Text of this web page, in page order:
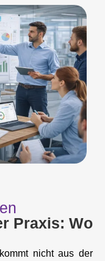
Praxis: Wo
kommt nicht aus der